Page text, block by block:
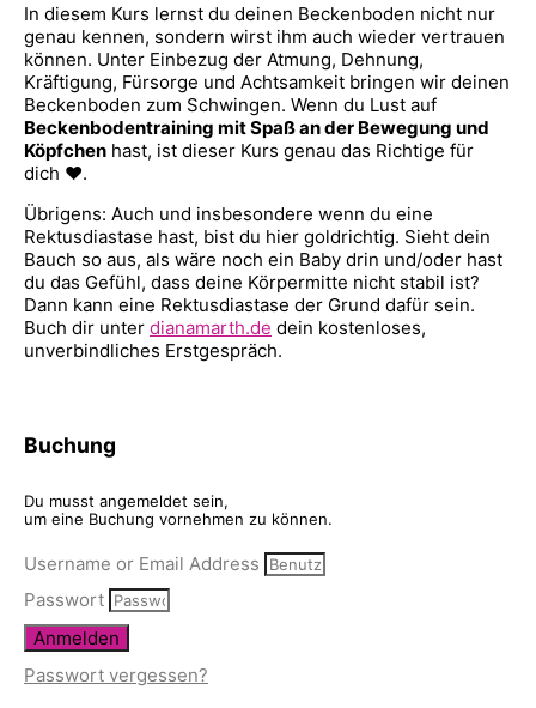
In diesem Kurs lernst du deinen Beckenboden nicht nur
genau kennen, sondern wirst ihm auch wieder vertrauen
können. Unter Einbezug der Atmung, Dehnung,
Kräftigung, Fürsorge und Achtsamkeit bringen wir deinen
Beckenboden zum Schwingen. Wenn du Lust auf
Beckenbodentraining mit Spaß an der Bewegung und
Köpfchen hast, ist dieser Kurs genau das Richtige für
dich ♥.
Übrigens: Auch und insbesondere wenn du eine
Rektusdiastase hast, bist du hier goldrichtig. Sieht dein
Bauch so aus, als wäre noch ein Baby drin und/oder hast
du das Gefühl, dass deine Körpermitte nicht stabil ist?
Dann kann eine Rektusdiastase der Grund dafür sein.
Buch dir unter dianamarth.de dein kostenloses,
unverbindliches Erstgespräch.
Buchung
Du musst angemeldet sein,
um eine Buchung vornehmen zu können.
Username or Email Address
Passwort
Anmelden
Passwort vergessen?